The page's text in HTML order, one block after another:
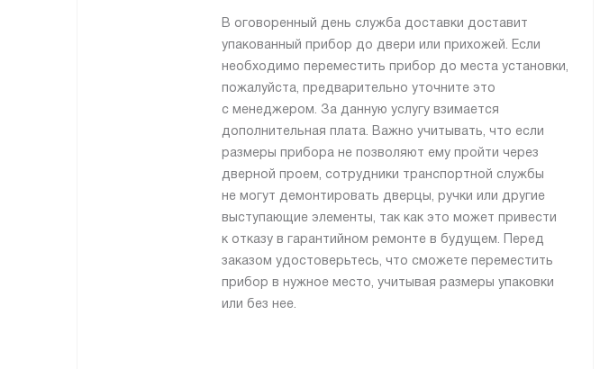
В оговоренный день служба доставки доставит
упакованный прибор до двери или прихожей. Если
необходимо переместить прибор до места установки,
пожалуйста, предварительно уточните это
с менеджером. За данную услугу взимается
дополнительная плата. Важно учитывать, что если
размеры прибора не позволяют ему пройти через
дверной проем, сотрудники транспортной службы
не могут демонтировать дверцы, ручки или другие
выступающие элементы, так как это может привести
к отказу в гарантийном ремонте в будущем. Перед
заказом удостоверьтесь, что сможете переместить
прибор в нужное место, учитывая размеры упаковки
или без нее.